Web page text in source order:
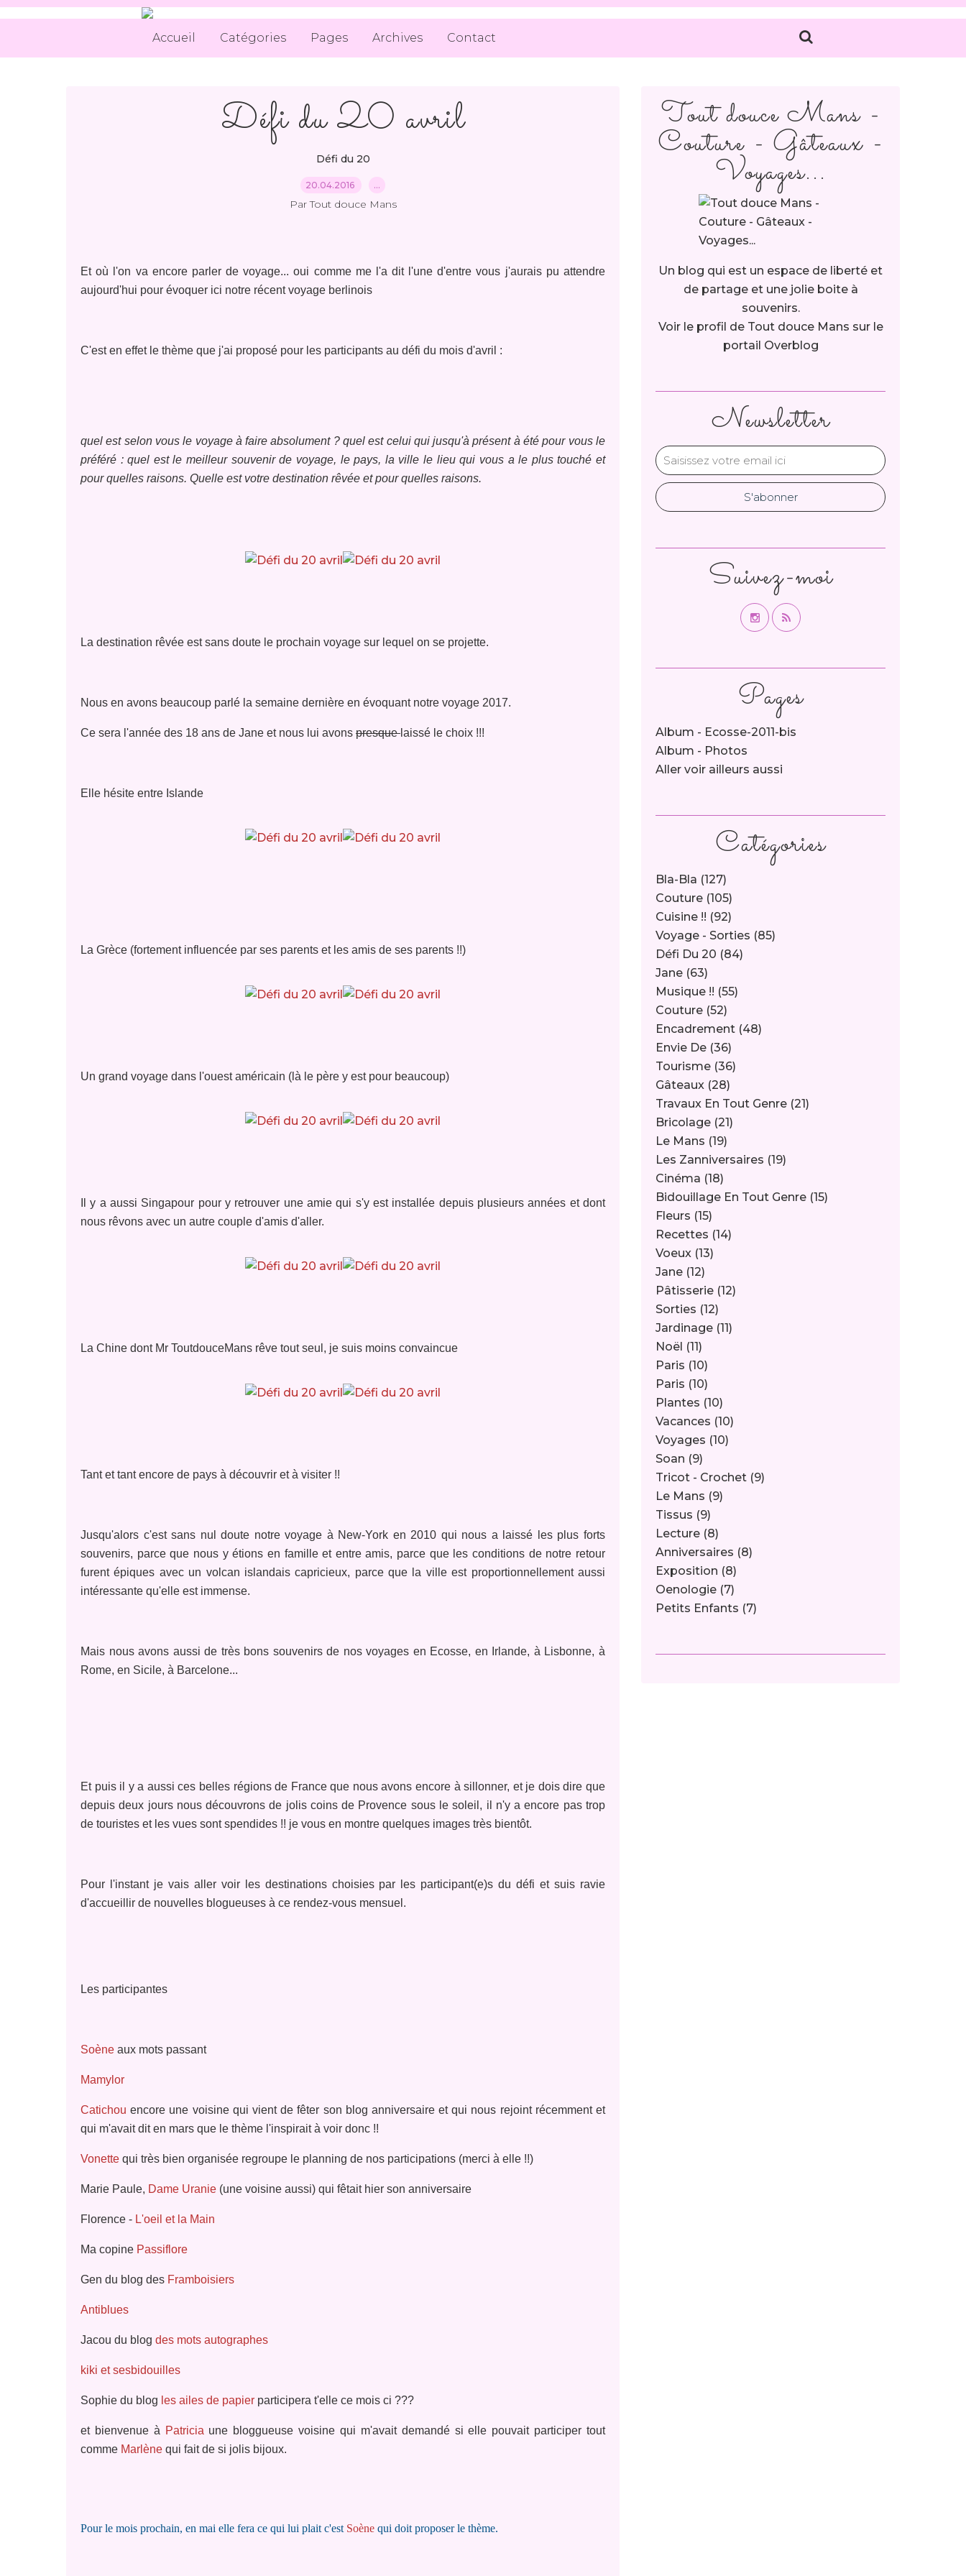
Accueil Catégories Pages Archives Contact
Défi du 20 avril
Défi du 20
20.04.2016 …
Par Tout douce Mans
Et où l'on va encore parler de voyage... oui comme me l'a dit l'une d'entre vous j'aurais pu attendre
aujourd'hui pour évoquer ici notre récent voyage berlinois
C'est en effet le thème que j'ai proposé pour les participants au défi du mois d'avril :
quel est selon vous le voyage à faire absolument ? quel est celui qui jusqu'à présent à été pour vous le
préféré : quel est le meilleur souvenir de voyage, le pays, la ville le lieu qui vous a le plus touché et
pour quelles raisons. Quelle est votre destination rêvée et pour quelles raisons.
La destination rêvée est sans doute le prochain voyage sur lequel on se projette.
Nous en avons beaucoup parlé la semaine dernière en évoquant notre voyage 2017.
Ce sera l'année des 18 ans de Jane et nous lui avons presque aissé le choix !!!
Elle hésite entre Islande
La Grèce (fortement influencée par ses parents et les amis de ses parents !!)
Un grand voyage dans l'ouest américain (là le père y est pour beaucoup)
Il y a aussi Singapour pour y retrouver une amie qui s'y est installée depuis plusieurs années et dont
nous rêvons avec un autre couple d'amis d'aller.
La Chine dont Mr ToutdouceMans rêve tout seul, je suis moins convaincue
Tant et tant encore de pays à découvrir et à visiter !!
Jusqu'alors c'est sans nul doute notre voyage à New-York en 2010 qui nous a laissé les plus forts
souvenirs, parce que nous y étions en famille et entre amis, parce que les conditions de notre retour
furent épiques avec un volcan islandais capricieux, parce que la ville est proportionnellement aussi
intéressante qu'elle est immense.
Mais nousavons aussi de très bons souvenirs de nos voyages en Ecosse, en Irlande, à Lisbonne, à
Rome, en Sicile, à Barcelone...
Et puis il y a aussi ces belles régions de France que nous avons encore à sillonner, et je dois dire que
depuis deux jours nous découvrons de jolis coins de Provence sous le soleil, il n'y a encore pas trop
de touristes et les vues sont spendides !! je vous en montre quelques images très bientôt.
Pour l'instant je vais aller voir les destinations choisies par les participant(e)s du défi et suis ravie
d'accueillir de nouvelles blogueuses à ce rendez-vous mensuel.
Les participantes
Soène aux mots passant
Mamylor
Catichouencore une voisine qui vient de fêter son blog anniversaire et qui nous rejoint récemment et
qui m'avait dit en mars que le thème l'inspirait à voir donc !!
Vonette qui très bien organisée regroupe le planning de nos participations (merci à elle !!)
Marie Paule, Dame Uranie (une voisine aussi) qui fêtait hier son anniversaire
Florence - L'oeil et la Main
Ma copine Passiflore
Gen du blog des Framboisiers
Antiblues
Jacou du blog des mots autographes
kiki et sesbidouilles
Sophie du blog les ailes de papier participera t'elle ce mois ci ???
et bienvenue à Patricia une bloggueuse voisine qui m'avait demandé si elle pouvait participer tout
comme Marlène qui fait de si jolis bijoux.
Pour le mois prochain, en mai elle fera ce qui lui plait c'est Soène qui doit proposer le thème.
Newsletter
Catégories
Bla-Bla (127)
Couture (105)
Cuisine !! (92)
Voyage - Sorties (85)
Défi Du 20 (84)
Jane (63)
Musique !! (55)
Couture (52)
Encadrement (48)
Envie De (36)
Tourisme (36)
Gâteaux (28)
Travaux En Tout Genre (21)
Bricolage (21)
Le Mans (19)
Les Zanniversaires (19)
Cinéma (18)
Bidouillage En Tout Genre (15)
Fleurs (15)
Recettes (14)
Voeux (13)
Jane (12)
Pâtisserie (12)
Sorties (12)
Jardinage (11)
Noël (11)
Paris (10)
Paris (10)
Plantes (10)
Vacances (10)
Voyages (10)
Soan (9)
Tricot - Crochet (9)
Le Mans (9)
Tissus (9)
Lecture (8)
Anniversaires (8)
Exposition (8)
Oenologie (7)
Petits Enfants (7)
Pages
Album - Ecosse-2011-bis
Album - Photos
Aller voir ailleurs aussi
Tout douce Mans -
Couture - Gâteaux -
Voyages...
Un blog qui est un espace de liberté et
de partage et une jolie boite à
souvenirs.
Voir le profil de Tout douce Mans sur le
portail Overblog
Suivez-moi